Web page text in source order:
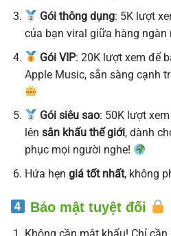
Gói thông dụng: 5K lượt
của bạn viral giữa hàng ngàn
Gói VIP: 20K lượt xem để
Apple Music, sẵn sàng cạnh
Gói siêu sao: 50K lượt
lên sân khấu thế giới, dành
phục mọi người nghe!
Hứa hẹn giá tốt nhất, không
Bảo mật tuyệt đối